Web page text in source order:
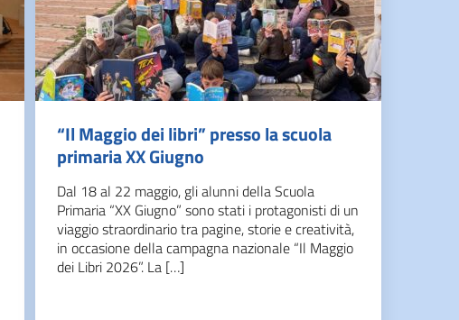
“Il Maggio dei libri” presso la scuola
primaria XX Giugno
Dal 18 al 22 maggio, gli alunni della Scuola
Primaria “XX Giugno” sono stati i protagonisti di un
viaggio straordinario tra pagine, storie e creatività,
in occasione della campagna nazionale “Il Maggio
dei Libri 2026”. La […]